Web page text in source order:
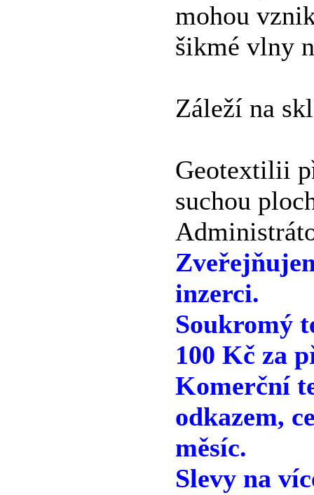
mohou
šikmé vlny
Záleží na
Geotextilii
suchou
inzerci.
Soukromý
100 Kč za
Komerční
odkazem,
měsíc.
Slevy na